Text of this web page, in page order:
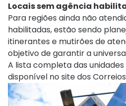
Locais sem agência
Para regiões ainda não
habilitadas, estão sendo
itinerantes e mutirões de
objetivo de garantir a
A lista completa das
disponível no site dos